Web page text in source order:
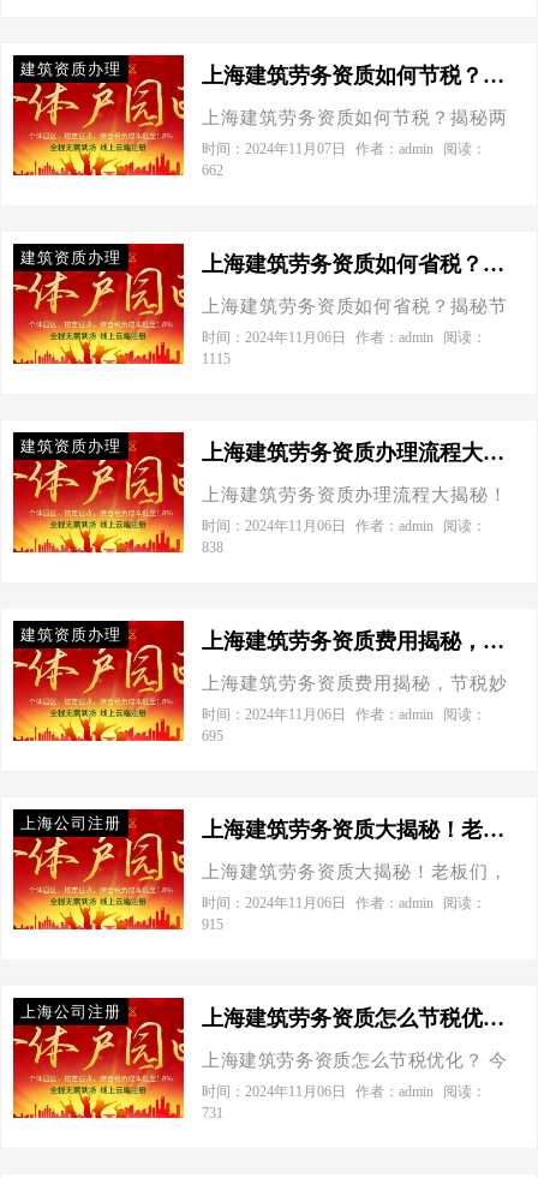
司：节税大比拼 我们先从基础说起。
在上海，乃至全国，建筑劳务公司常
见的经营实体有个体工商户和有限公
司两种形式。不同的组织形式，在税
元，我们…
心，又想钱包不那么心疼，关键就在
天就来聊聊上海建筑劳务资质如何优
化税收这个话题，让你的企业既能赚
择注册个体工商户或者成立有限公
司。这两者在税收上可是大有文章。
就拿去年我服务的两家公司来说，A公
司是个体工商户，B公司是有限公司，
比。 A…
建筑资质办理 上海建筑劳务资质如何节税？揭秘两大策略，让你轻松省下一辆车！-上海建筑劳务资质如何节税
上海建筑劳务资质如何节税？揭秘两
大策略，让你轻松省下一辆车！ 今天
接到一个老板电话，张总的声音透过
请教。我们公司在上海做建筑劳务
啥合法又高效的节税妙招？”我一听乐
了，这问题问对人了，毕竟在财税领
工商户与有限公司之间的那些“秘密”。
一、个体工商户VS有限公司：一场节
税的较量 先来点硬核数据对比，让数
字说话。假设你的企业年净利润达到
无…
时间：2024年11月07日 作者：admin
阅读：
662
建筑资质办理 上海建筑劳务资质如何省税？揭秘节税新策略！-上海建筑劳务资质如何省税
上海建筑劳务资质如何省税？揭秘节
税新策略！ 我是一位拥有多年财税管
理经验的中小企业服务专家，对工商
经验。 今天接到一个老板电话，张总
李专家，我这建筑劳务公司成本压力
山大，听说您是节税小能手，有没有
质怎么省税，特别是针对像张总这样
的中小企业老板，让你们的钱包兴高
采烈地“减肥”成功。 话说回来，建筑
行业作为国民经济的支柱之一，既承
主感到“压…
时间：2024年11月06日 作者：admin
阅读：
1115
建筑资质办理 上海建筑劳务资质办理流程大揭秘！老板必看，省时更省钱-上海建筑劳务资质有什么流程
上海建筑劳务资质办理流程大揭秘！
老板必看，省时更省钱 今天接到一个
老板电话，张总的声音透过听筒，带
质，你说这流程复杂不？还有啥节税
对人了，咱一步步来，保证让您既快
又稳，还顺便给您钱包减减负！” 一、
们先从基础做起，逐步升级打怪。 第
一步：公司注册 首先，得有个“根据
地”——也就是您的公司。选择“个体工
商户核定征收”还是“有限公司”，这里
时间：2024年11月06日 作者：admin
阅读：
838
建筑资质办理 上海建筑劳务资质费用揭秘，节税妙招助你轻松成老板！-上海建筑劳务资质有什么费用
上海建筑劳务资质费用揭秘，节税妙
招助你轻松成老板！ 今天接到一个老
板电话，张口就问：“听说你们爱税宝
愁成本高，利润薄呢！”我一听，乐
啊！ 上海，这座魔都，建筑行业的竞
争就像陆家嘴的高楼，一山更比一山
们得明确，办理建筑劳务资质，那是
必不可少的门票。就像去高级餐厅，
没预订座位可不行。这费用嘛，就像
是那道精致的开胃菜，虽然不是大餐
时间：2024年11月06日 作者：admin
阅读：
695
上海公司注册 上海建筑劳务资质大揭秘！老板们，你们真的懂怎么节税吗？-上海建筑劳务资质有什么要求
上海建筑劳务资质大揭秘！老板们，
你们真的懂怎么节税吗？ 今天接到一
个老板电话，一开口就直入正题：“听
我详细讲讲？”我一听，这可得好好说
领域的“老鸟”，我对这块可是了如指
掌。 咱们先来说说上海建筑劳务资质
时间：2024年11月06日 作者：admin
阅读：
915
上海公司注册 上海建筑劳务资质怎么节税优化？-上海建筑劳务资质怎么节税优化
上海建筑劳务资质怎么节税优化？ 今
天接到一个老板电话，一开口就诉
苦：“我这建筑公司啊，去年挣了500
时间：2024年11月06日 作者：admin
阅读：
731